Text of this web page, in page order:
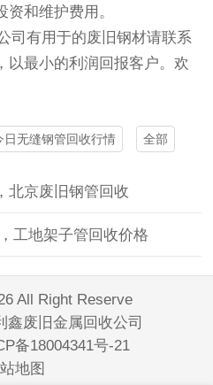
和维护费用。
司有用于的废旧钢材请联系
以最小的利润回报客户。欢
日无缝钢管回收行情 全部
北京废旧钢管回收
工地架子管回收价格
All Right Reserve
鑫废旧金属回收公司
备18004341号-21
地图